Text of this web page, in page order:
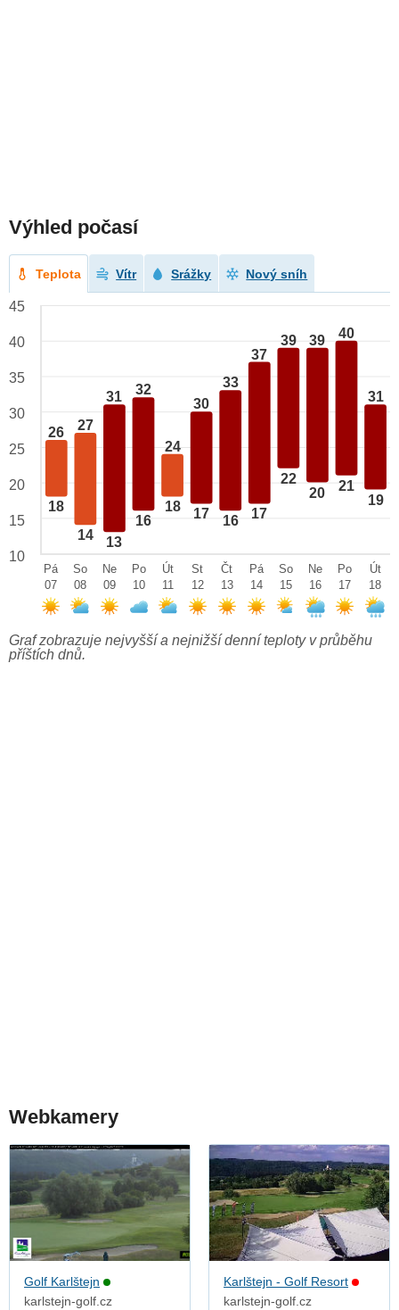
Výhled počasí
Teplota Vítr Srážky Nový sníh
26
18
27
14
31
13
32
16
24
18
30
17
33
16
37
17
39
22
39
20
40
21
31
19
45
40
35
30
25
20
15
10
Pá
07
So
08
Ne
09
Po
10
Út
11
St
12
Čt
13
Pá
14
So
15
Ne
16
Po
17
Út
18
Graf zobrazuje nejvyšší a nejnižší denní teploty v průběhu
příštích dnů.
Webkamery
Golf Karlštejn
karlstejn-golf.cz
Karlštejn - Golf Resort
karlstejn-golf.cz